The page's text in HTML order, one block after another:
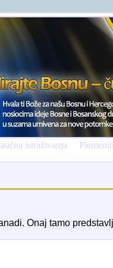
istraživanja
Onaj tamo